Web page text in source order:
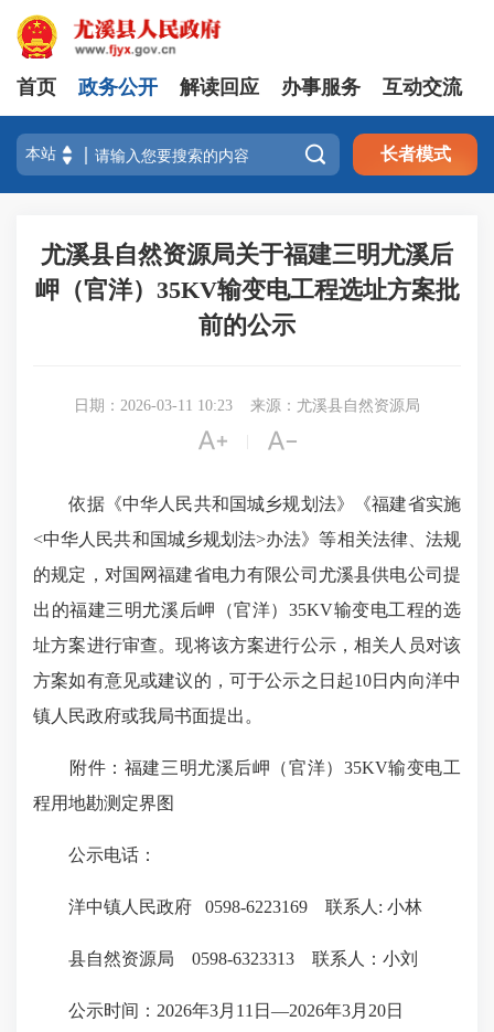
首页 政务公开 解读回应 办事服务 互动交流
 长者模式
尤溪县自然资源局关于福建三明尤溪后
岬（官洋）35KV输变电工程选址方案批
前的公示
日期：2026-03-11 10:23 来源：尤溪县自然资源局
 
依据《中华人民共和国城乡规划法》《福建省实施
<中华人民共和国城乡规划法>办法》等相关法律、法规
的规定，对国网福建省电力有限公司尤溪县供电公司提
出的福建三明尤溪后岬（官洋）35KV输变电工程的选
址方案进行审查。现将该方案进行公示，相关人员对该
方案如有意见或建议的，可于公示之日起10日内向洋中
镇人民政府或我局书面提出。
附件：福建三明尤溪后岬（官洋）35KV输变电工
程用地勘测定界图
公示电话：
洋中镇人民政府 0598-6223169 联系人: 小林
县自然资源局 0598-6323313 联系人：小刘
公示时间：2026年3月11日—2026年3月20日